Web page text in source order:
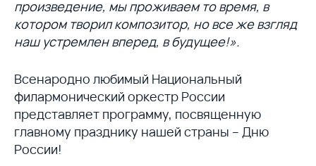
произведение, мы проживаем то время, в
котором творил композитор, но все же взгляд
наш устремлен вперед, в будущее!».
Всенародно любимый Национальный
филармонический оркестр России
представляет программу, посвященную
главному празднику нашей страны – Дню
России!